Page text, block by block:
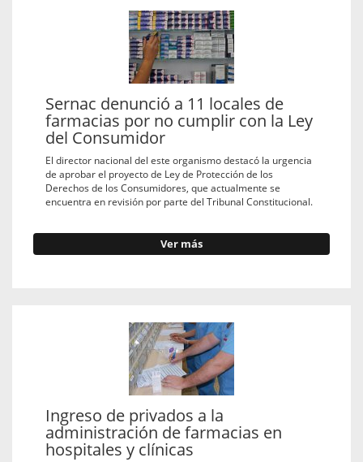
Sernac denunció a 11 locales de
farmacias por no cumplir con la Ley
del Consumidor
El director nacional del este organismo destacó la urgencia
de aprobar el proyecto de Ley de Protección de los
Derechos de los Consumidores, que actualmente se
encuentra en revisión por parte del Tribunal Constitucional.
Ver más
Ingreso de privados a la
administración de farmacias en
hospitales y clínicas